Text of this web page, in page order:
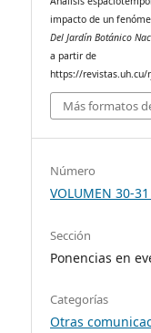
impacto de un
Del Jardín Botánico
a partir de
https://
Más formatos
Número
VOLUMEN 30-
Sección
Ponencias en
Categorías
Otras